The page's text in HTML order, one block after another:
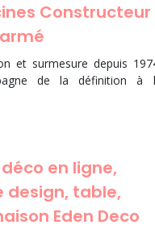
Constructeur
et surmesure depuis
de la définition à
en ligne,
design, table,
Eden Deco